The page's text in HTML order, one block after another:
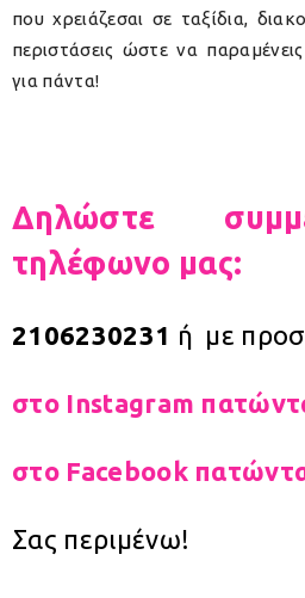
που χρειάζεσαι σε ταξίδια,
περιστάσεις ώστε να
για πάντα!
Δηλώστε
τηλέφωνο μας:
2106230231 ή με
στο Instagram
στο Facebook
Σας περιμένω!